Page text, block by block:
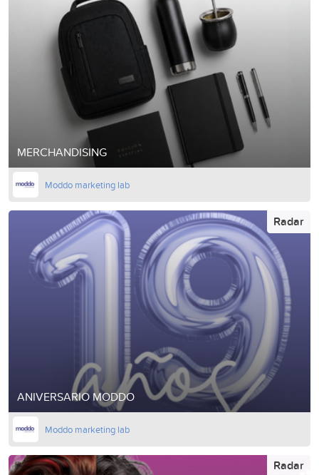
MERCHANDISING
Moddo marketing lab
ANIVERSARIO MODDO
Radar
Moddo marketing lab
Radar